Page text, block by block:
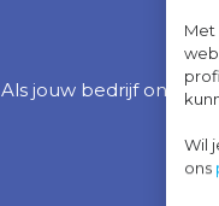
Met
Wil
ons
Als jouw bedrijf onder